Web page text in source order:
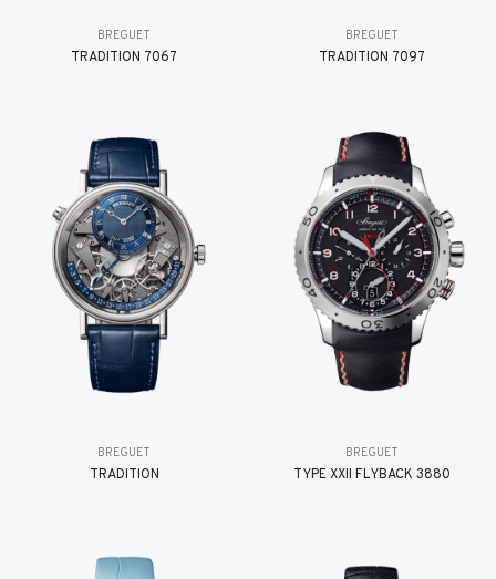
BREGUET
TRADITION 7067
BREGUET
TRADITION 7097
BREGUET
TRADITION
BREGUET
TYPE XXII FLYBACK 3880